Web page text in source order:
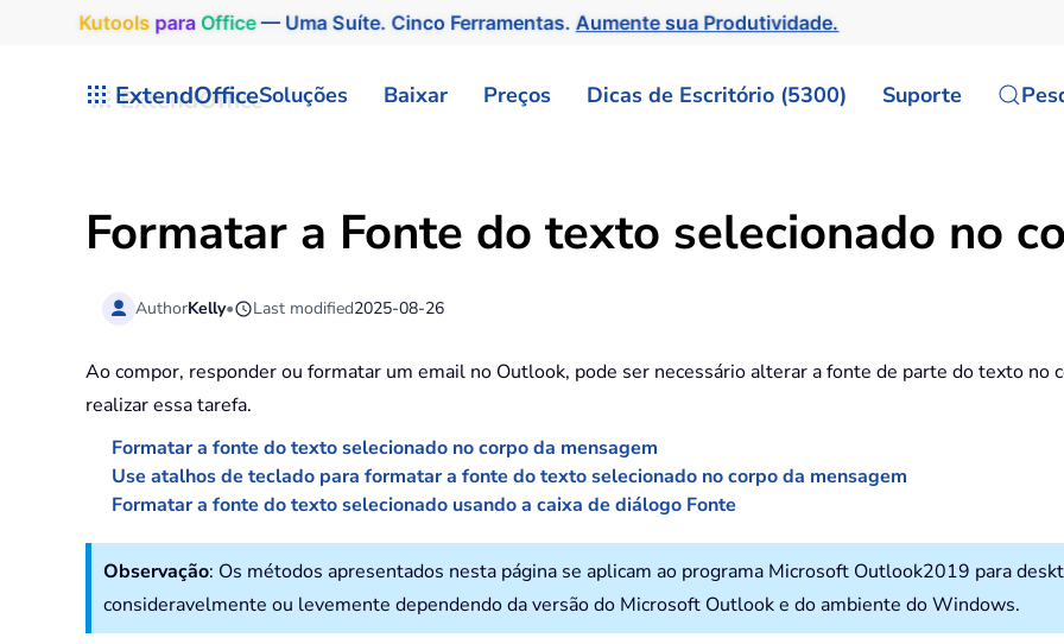
Kutools para Office— Uma Suíte. Cinco Ferramentas.Aumente sua Produtividade.
ExtendOfficeSoluções Baixar Preços Dicas de Escritório (5300) Suporte
Formatar a Fonte do texto selecionado no
AuthorKelly• Last modified2025-08-26
Ao compor, responder ou formatar um email no Outlook, pode ser necessário alterar a fonte de parte do texto no
realizar essa tarefa.
Formatar a fonte do texto selecionado no corpo da mensagem
Use atalhos de teclado para formatar a fonte do texto selecionado no corpo da mensagem
Formatar a fonte do texto selecionado usando a caixa de diálogo Fonte
Observação: Os métodos apresentados nesta página se aplicam ao programa Microsoft Outlook2019 para
consideravelmente ou levemente dependendo da versão do Microsoft Outlook e do ambiente do Windows.